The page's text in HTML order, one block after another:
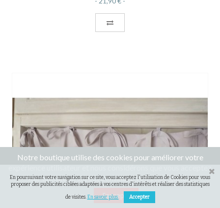
En poursuivant votre navigation sur ce site, vous acceptez l'utilisation de Cookies pour vous
proposer des publicités ciblées adaptées à vos centres d'intérêts et réaliser des statistiques
de visites.En savoir plus. Accepter
Notre boutique utilise des cookies pour améliorer votre
expérience utilisateur et nous considérons que vous acceptez
leur utilisation si vous continuez votre navigation.
J'accepte